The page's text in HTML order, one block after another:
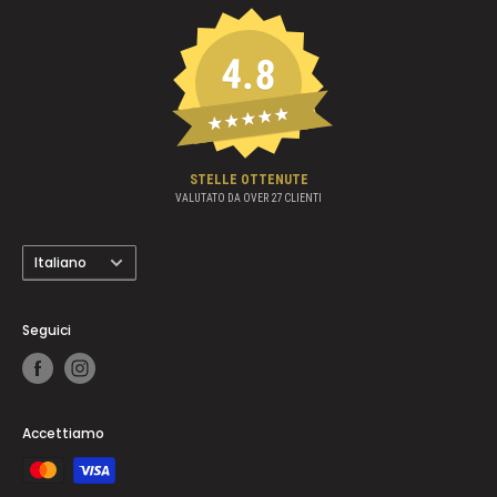
4.8
★★★★★
STELLE OTTENUTE
VALUTATO DA OVER 27 CLIENTI
Lingua
Italiano
Seguici
Accettiamo